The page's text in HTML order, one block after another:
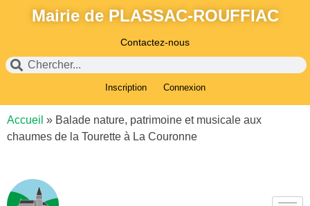
Mairie de PLASSAC-ROUFFIAC
Contactez-nous
Inscription Connexion
Accueil » Balade nature, patrimoine et musicale aux
chaumes de la Tourette à La Couronne